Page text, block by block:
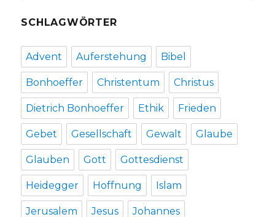
SCHLAGWÖRTER
Advent Auferstehung Bibel
Bonhoeffer Christentum Christus
Dietrich Bonhoeffer Ethik Frieden
Gebet Gesellschaft Gewalt Glaube
Glauben Gott Gottesdienst
Heidegger Hoffnung Islam
Jerusalem Jesus Johannes